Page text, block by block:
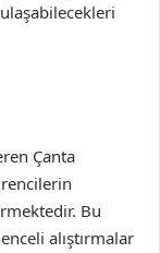
Çanta
Bu
alıştırmalar